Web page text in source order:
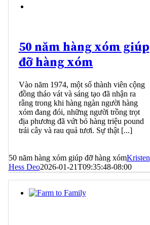
50 năm hàng xóm giúp
đỡ hàng xóm
Vào năm 1974, một số thành viên cộng
đồng tháo vát và sáng tạo đã nhận ra
rằng trong khi hàng ngàn người hàng
xóm đang đói, những người trồng trọt
địa phương đã vứt bỏ hàng triệu pound
trái cây và rau quả tươi. Sự thật [...]
50 năm hàng xóm giúp đỡ hàng xómKristen
Hess Deo2026-01-21T09:35:48-08:00